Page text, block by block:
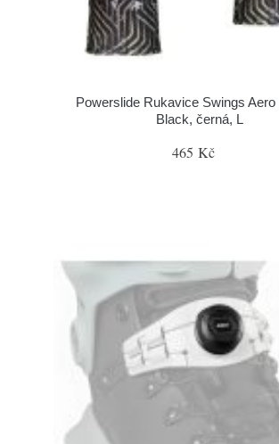
Powerslide Rukavice Swings Aero
Black, černá, L
465 Kč